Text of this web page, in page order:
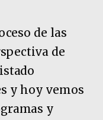
de las
de
y hoy vemos
y